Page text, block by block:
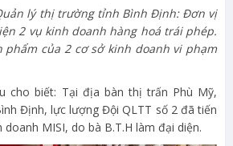
lý thị trường tỉnh Bình Định: Đơn vị
2 vụ kinh doanh hàng hoá trái phép.
phẩm của 2 cơ sở kinh doanh vi phạm
cho biết: Tại địa bàn thị trấn Phù Mỹ,
Định, lực lượng Đội QLTT số 2 đã tiến
MISI, do bà B.T.H làm đại diện.